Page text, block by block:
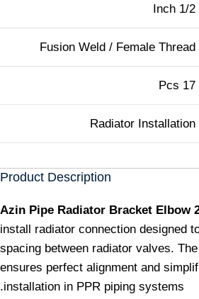
1/2 Inch
Fusion Weld / Female Thread
17 Pcs
Radiator Installation
Product Description
Azin Pipe Radiator Bracket Elbow
install radiator connection designed
spacing between radiator valves.
ensures perfect alignment and
installation in PPR piping systems.